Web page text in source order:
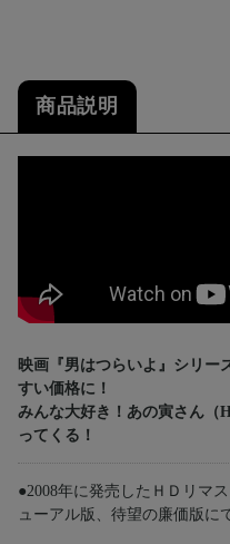
商品説明
映画『男はつらいよ』シリー
すい価格に！
みんな大好き！あの寅さん（
ってくる！
●2008年に発売したＨＤリマ
ューアル版、待望の廉価版に